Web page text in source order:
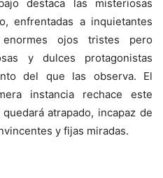
destaca las misteriosas
enfrentadas a inquietantes
ojos tristes pero
y dulces protagonistas
del que las observa. El
instancia rechace este
atrapado, incapaz de
y fijas miradas.